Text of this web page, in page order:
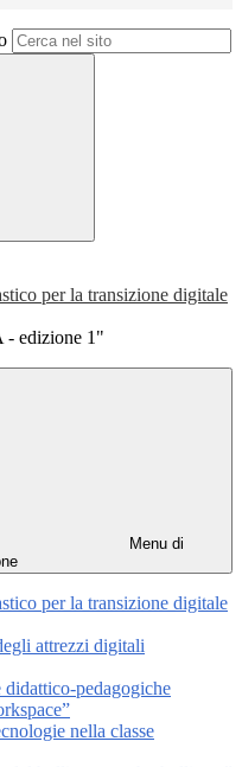
per la transizione digitale
- edizione 1"
Menu di
per la transizione digitale
attrezzi digitali
didattico-pedagogiche
nella classe